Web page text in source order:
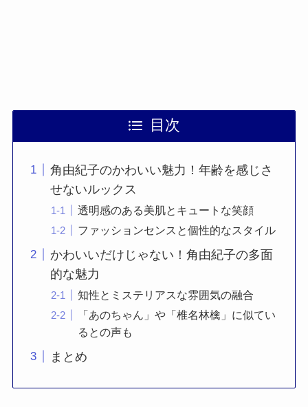
目次
角由紀子のかわいい魅力！年齢を感じさ
せないルックス
透明感のある美肌とキュートな笑顔
ファッションセンスと個性的なスタイル
かわいいだけじゃない！角由紀子の多面
的な魅力
知性とミステリアスな雰囲気の融合
「あのちゃん」や「椎名林檎」に似てい
るとの声も
まとめ